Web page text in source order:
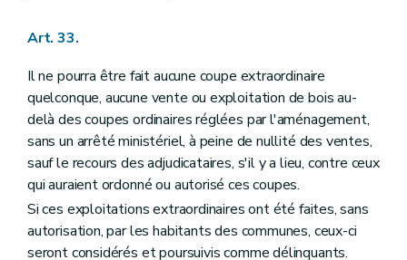
Art. 33.
Il ne pourra être fait aucune coupe extraordinaire
quelconque, aucune vente ou exploitation de bois au-
delà des coupes ordinaires réglées par l'aménagement,
sans un arrêté ministériel, à peine de nullité des ventes,
sauf le recours des adjudicataires, s'il y a lieu, contre ceux
qui auraient ordonné ou autorisé ces coupes.
Si ces exploitations extraordinaires ont été faites, sans
autorisation, par les habitants des communes, ceux-ci
seront considérés et poursuivis comme délinquants.